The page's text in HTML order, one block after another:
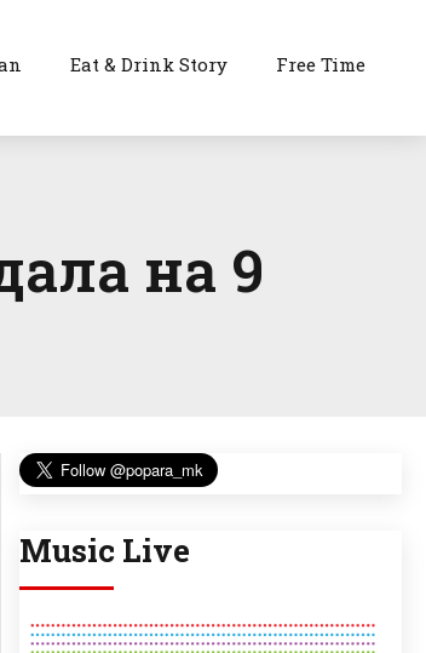
Eat & Drink Story Free Time
на 9
Music Live